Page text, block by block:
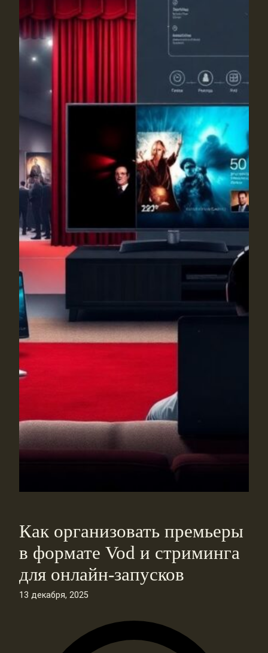
Как организовать премьеры
в формате Vod и стриминга
для онлайн-запусков
13 декабря, 2025